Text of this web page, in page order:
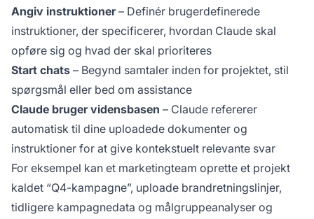
Angiv instruktioner– Definér brugerdefinerede
instruktioner, der specificerer, hvordan Claude skal
opføre sig og hvad der skal prioriteres
Start chats – Begynd samtaler inden for projektet, stil
spørgsmål eller bed om assistance
Claude bruger vidensbasen – Claude refererer
automatisk til dine uploadede dokumenter og
instruktioner for at give kontekstuelt relevante svar
For eksempel kan et marketingteam oprette et projekt
kaldet “Q4-kampagne”, uploade brandretningslinjer,
tidligere kampagnedata og målgruppeanalyser og